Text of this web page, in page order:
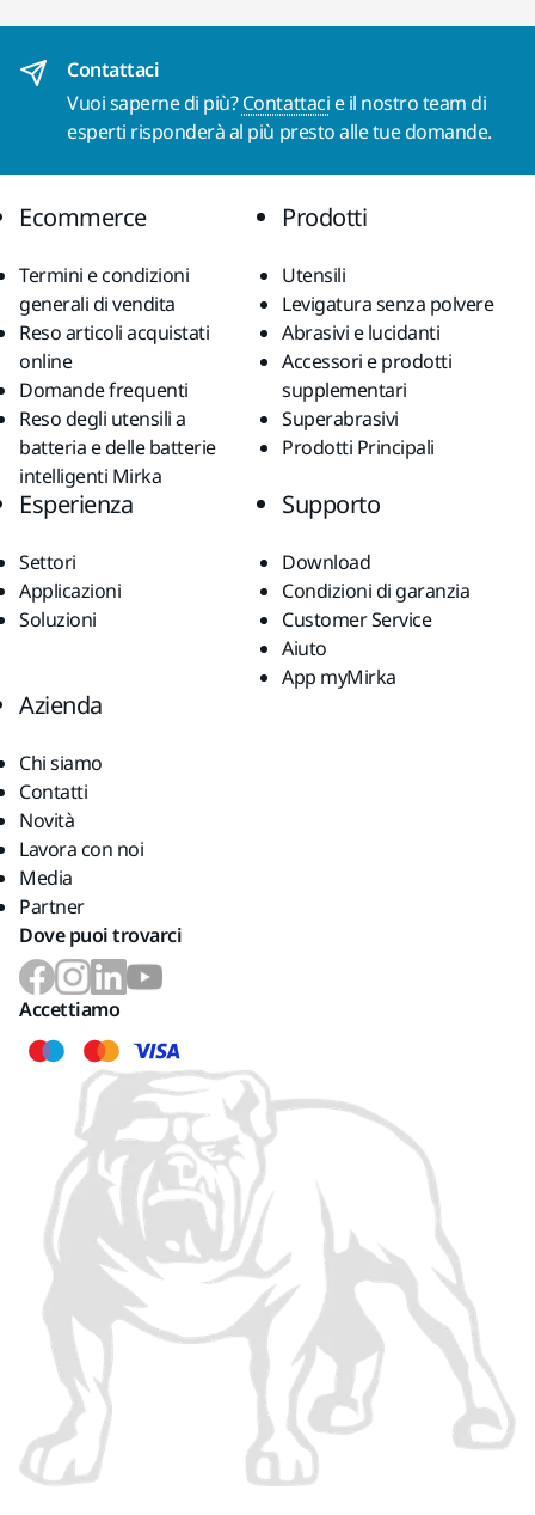
Contattaci
Vuoi saperne di più?Contattaci e il nostro team di
esperti risponderà al più presto alle tue domande.
Ecommerce
Termini e condizioni
generali di vendita
Reso articoli acquistati
online
Domande frequenti
Reso degli utensili a
batteria e delle batterie
intelligenti Mirka
Prodotti
Utensili
Levigatura senza polvere
Abrasivi e lucidanti
Accessori e prodotti
supplementari
Superabrasivi
Prodotti Principali
Esperienza
Settori
Applicazioni
Soluzioni
Supporto
Download
Condizioni di garanzia
Customer Service
Aiuto
App myMirka
Azienda
Chi siamo
Contatti
Novità
Lavora con noi
Media
Partner
Dove puoi trovarci
Accettiamo